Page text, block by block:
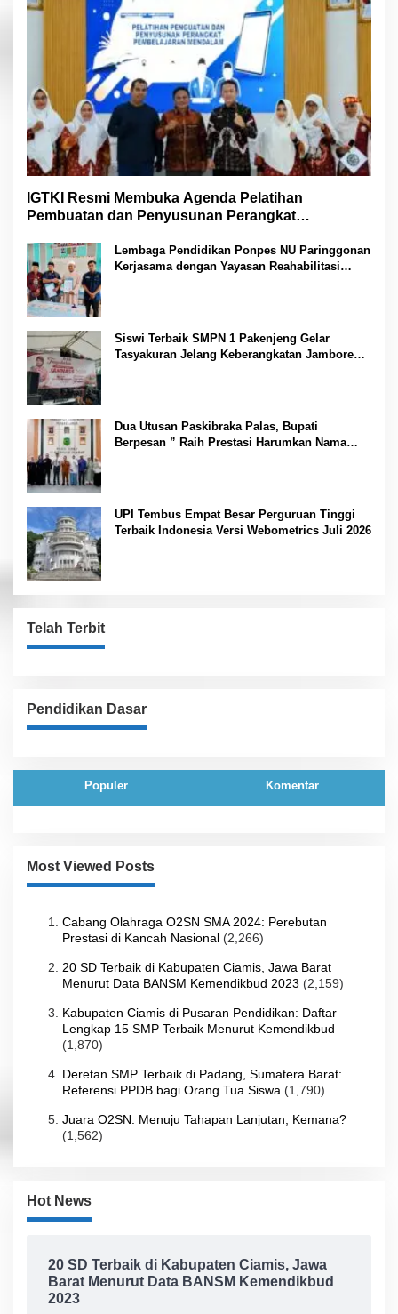
IGTKI Resmi Membuka Agenda Pelatihan
Pembuatan dan Penyusunan Perangkat
Lembaga Pendidikan Ponpes NU Paringgonan
Kerjasama dengan Yayasan Reahabilitasi
Siswi Terbaik SMPN 1 Pakenjeng Gelar
Tasyakuran Jelang Keberangkatan Jambore
Dua Utusan Paskibraka Palas, Bupati
Berpesan ” Raih Prestasi Harumkan Nama
UPI Tembus Empat Besar Perguruan Tinggi
Terbaik Indonesia Versi Webometrics Juli 2026
Telah Terbit
Pendidikan Dasar
Populer Komentar
Most Viewed Posts
Cabang Olahraga O2SN SMA 2024: Perebutan
Prestasi di Kancah Nasional (2,266)
20 SD Terbaik di Kabupaten Ciamis, Jawa Barat
Menurut Data BANSM Kemendikbud 2023 (2,159)
Kabupaten Ciamis di Pusaran Pendidikan: Daftar
Lengkap 15 SMP Terbaik Menurut Kemendikbud
(1,870)
Deretan SMP Terbaik di Padang, Sumatera Barat:
Referensi PPDB bagi Orang Tua Siswa (1,790)
Juara O2SN: Menuju Tahapan Lanjutan, Kemana?
(1,562)
Hot News
20 SD Terbaik di Kabupaten Ciamis, Jawa
Barat Menurut Data BANSM Kemendikbud
2023